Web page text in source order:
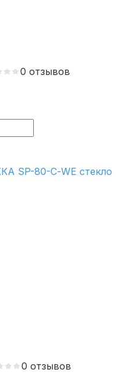
0 отзывов
SP-80-С-WE стекло
0 отзывов